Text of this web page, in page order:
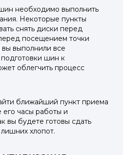
необходимо выполнить
Некоторые пункты
снять диски перед
посещением точки
выполнили все
шин к
облегчить процесс
ближайший пункт приема
часы работы и
вы будете готовы сдать
хлопот.